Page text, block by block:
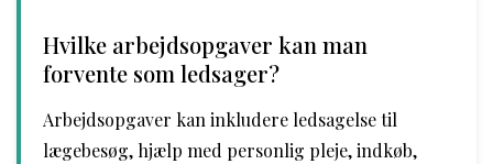
Hvilke arbejdsopgaver kan man
forvente som ledsager?
Arbejdsopgaver kan inkludere ledsagelse til
lægebesøg, hjælp med personlig pleje, indkøb,